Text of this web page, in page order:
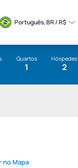
Português, BR / R$
Quartos
1
Hóspedes
2
no Mapa